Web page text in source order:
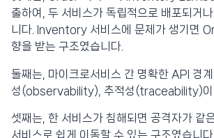
출하여, 두 서비스가 독립적으로 배포되거
니다. Inventory 서비스에 문제가 생기면
향을 받는 구조였습니다.
둘째는, 마이크로서비스 간 명확한 API 경
성(observability), 추적성(traceability)이
셋째는, 한 서비스가 침해되면 공격자가 같
서비스로 쉽게 이동할 수 있는 구조였습니다.